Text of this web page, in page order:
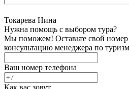
Токарева Нина
Нужна помощь с выбором тура?
Мы поможем! Оставьте свой номер
консультацию менеджера по
Ваш номер телефона
Как вас зовут